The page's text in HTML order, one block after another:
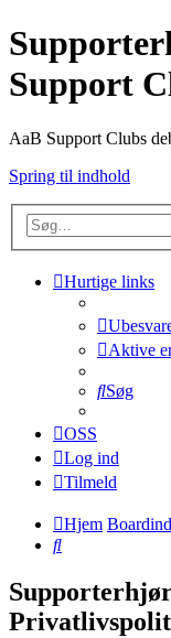
Support
AaB Support Clubs
Spring til indhold
Hurtige links
Aktive
Søg
OSS
Log ind
Tilmeld
Hjem
Søg